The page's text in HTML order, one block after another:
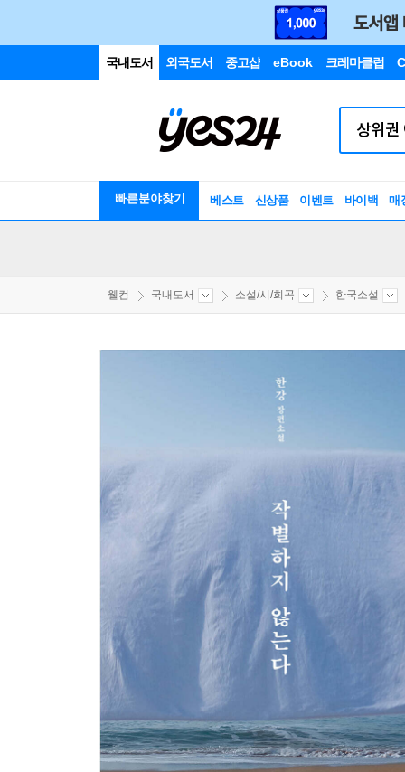
국내도서 외국도서 중고샵 eBook 크레마클럽
빠른분야찾기 베스트 신상품 이벤트 바이백 매
웰컴 국내도서 소설/시/희곡 한국소설